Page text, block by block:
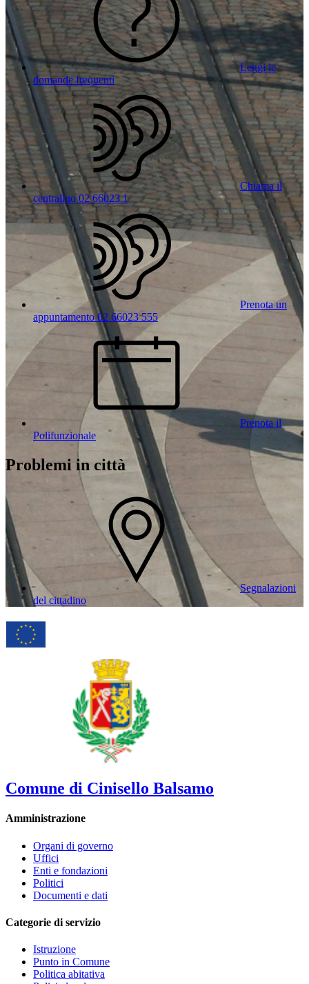
Leggi le
domande frequenti
Chiama il
centralino 02 66023 1
Prenota un
appuntamento 02 66023 555
Prenota il
Polifunzionale
Problemi in città
Segnalazioni
del cittadino
Comune di Cinisello Balsamo
Amministrazione
Organi di governo
Uffici
Enti e fondazioni
Politici
Documenti e dati
Categorie di servizio
Istruzione
Punto in Comune
Politica abitativa